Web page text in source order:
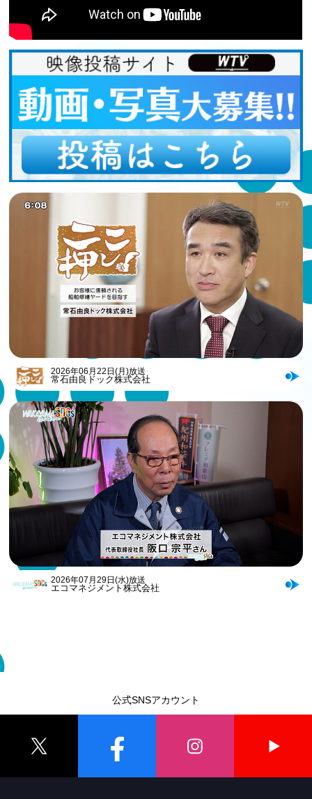
2026年06月22日(月)放送
常石由良ドック株式会社
2026年07月29日(水)放送
エコマネジメント株式会社
公式SNSアカウント